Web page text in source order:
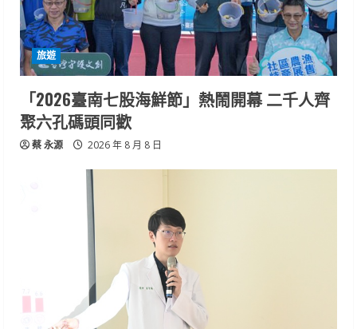
旅遊
「2026臺南七股海鮮節」熱鬧開幕 二千人齊
聚六孔碼頭同歡
蔡 永源 2026 年 8 月 8 日